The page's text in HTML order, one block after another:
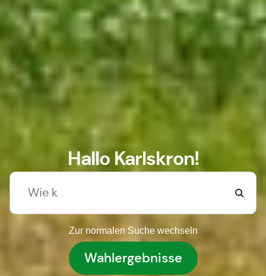
Hallo Karlskron!
Zur normalen Suche wechseln
Wahlergebnisse